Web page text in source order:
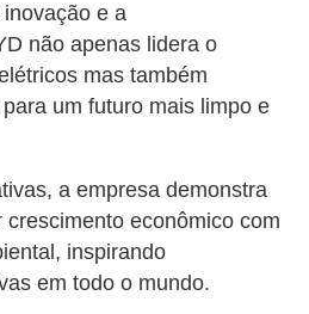
e a
não apenas lidera o
mas também
um futuro mais limpo e
a empresa demonstra
econômico com
inspirando
em todo o mundo.